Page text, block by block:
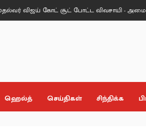
கோட் சூட் போட்ட விவசாயி - அமைச்சர்
ஹெல்த் செய்திகள் சிந்திக்க